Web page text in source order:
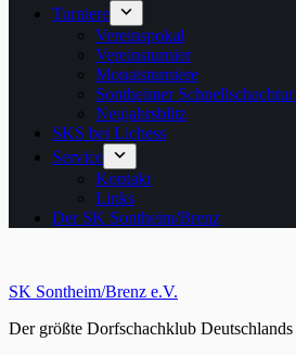
Turniere
Vereinspokal
Vereinsturnier
Monatsturniere
Sontheimer
Neujahrsblitz
SKS bei Lichess
Service
Kontakt
Links
Der SK Sontheim/Brenz
SK Sontheim/Brenz e.V.
Der größte Dorfschachklub Deutschlands